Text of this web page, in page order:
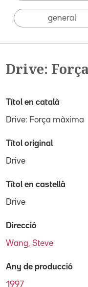
general
Drive:
Títol en català
Drive: Força màxima
Títol original
Drive
Títol en castellà
Drive
Direcció
Wang, Steve
Any de producció
1997